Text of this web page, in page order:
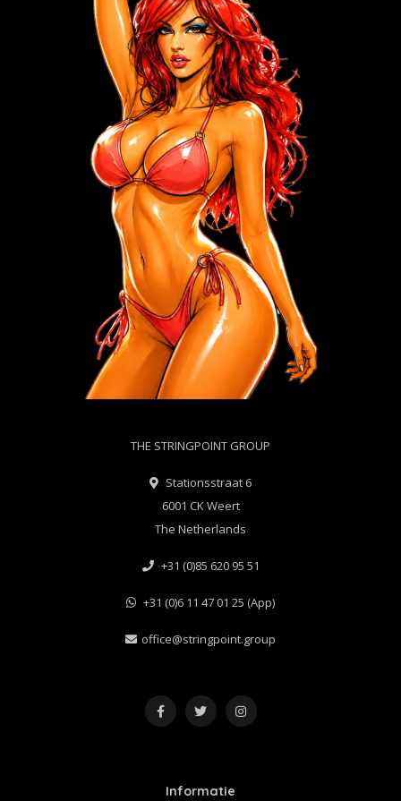
THE STRINGPOINT GROUP
Stationsstraat 6
6001 CK Weert
The Netherlands
+31 (0)85 620 95 51
+31 (0)6 11 47 01 25 (App)
office@stringpoint.group
Informatie